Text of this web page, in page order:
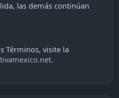
las demás continúan
Términos, visite la
.